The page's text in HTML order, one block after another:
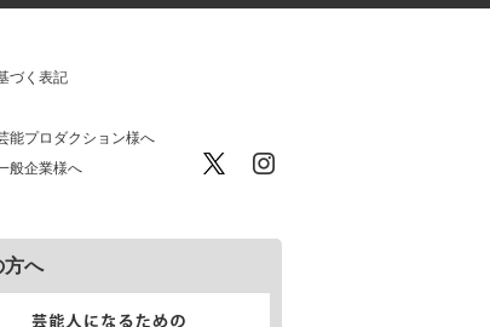
づく表記
能プロダクション様へ
般企業様へ
方へ